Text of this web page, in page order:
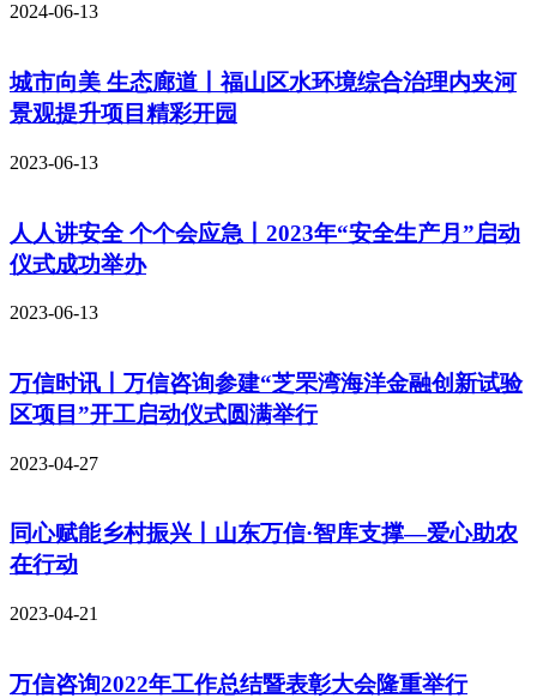
2024-06-13
城市向美 生态廊道丨福山区水环境综合治理内夹河
景观提升项目精彩开园
2023-06-13
人人讲安全 个个会应急丨2023年“安全生产月”启动
仪式成功举办
2023-06-13
万信时讯丨万信咨询参建“芝罘湾海洋金融创新试验
区项目”开工启动仪式圆满举行
2023-04-27
同心赋能乡村振兴丨山东万信·智库支撑—爱心助农
在行动
2023-04-21
万信咨询2022年工作总结暨表彰大会隆重举行